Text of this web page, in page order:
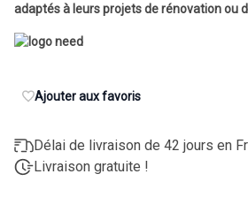
adaptés à leurs projets de rénovation ou
Ajouter aux favoris
Délai de livraison de 42 jours en
Livraison gratuite !